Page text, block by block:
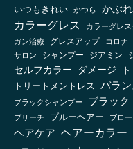
いつもきれい かつら かぶれ
カラーグレス カラーグレ
ガン治療 グレスアップ コロナ
サロン シャンプー ジアミン
セルフカラー ダメージ
トリートメントレス バラ
ブラックシャンプー ブラッ
ブリーチ ブルーヘアー ブロー
ヘアケア ヘアーカラー